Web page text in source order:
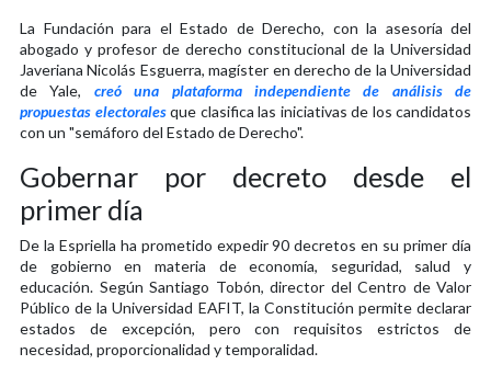
La Fundación para el Estado de Derecho, con la asesoría del
abogado y profesor de derecho constitucional de la Universidad
Javeriana Nicolás Esguerra, magíster en derecho de la Universidad
de Yale, creó una plataforma independiente de análisis de
propuestas electoralesque clasifica las iniciativas de los candidatos
con un "semáforo del Estado de Derecho".
Gobernar por decreto desde el
primer día
De la Espriella ha prometido expedir 90 decretos en su primer día
de gobierno en materia de economía, seguridad, salud y
educación. Según Santiago Tobón, director del Centro de Valor
Público de la Universidad EAFIT, la Constitución permite declarar
estados de excepción, pero con requisitos estrictos de
necesidad, proporcionalidad y temporalidad.